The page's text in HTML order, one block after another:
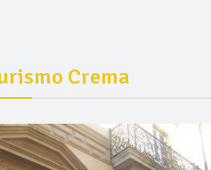
Crema